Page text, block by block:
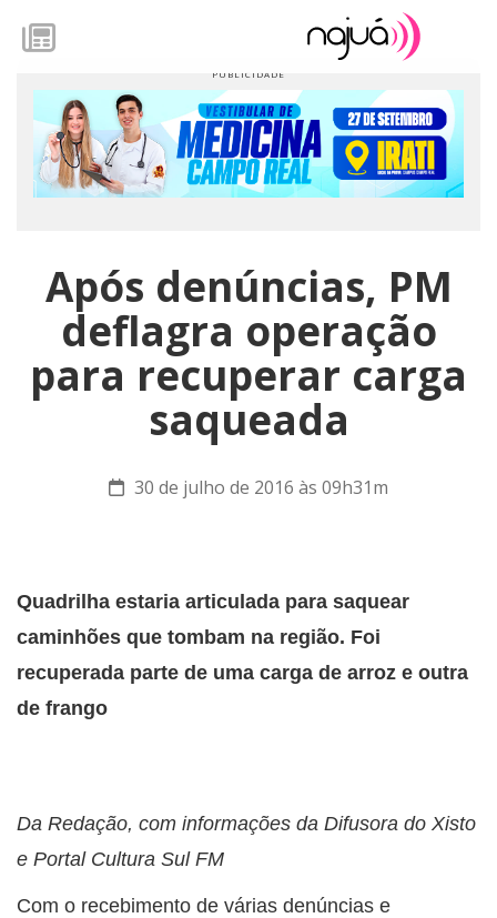
Após denúncias, PM
deflagra operação
para recuperar carga
saqueada
30 de julho de 2016 às 09h31m
Quadrilha estaria articulada para saquear
caminhões que tombam na região. Foi
recuperada parte de uma carga de arroz e outra
de frango
Da Redação, com informações da Difusora do Xisto
e Portal Cultura Sul FM
Com o recebimento de várias denúncias e